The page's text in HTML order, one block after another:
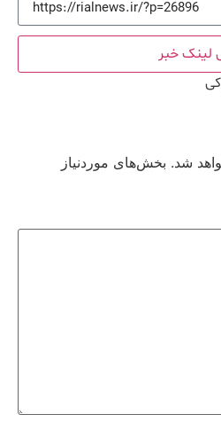
لینک خبر
شد. بخش‌های موردنیاز